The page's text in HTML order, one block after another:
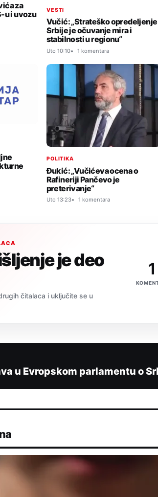
za
u i uvozu
VESTI
Vučić: „Strateško opredeljenje
Srbije je očuvanje mira i
stabilnosti u regionu“
Uto 10:10 1 komentara
POLITIKA
Đukić: „Vučićeva ocena o
Rafineriji Pančevo je
preterivanje“
Uto 13:23 1 komentara
je deo
čitalaca i uključite se u
1
u Evropskom parlamentu o